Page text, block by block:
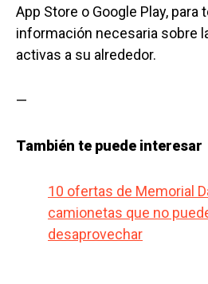
App Store o Google Play, para
información necesaria sobre
activas a su alrededor.
—
También te puede interesar
10 ofertas de Memorial
camionetas que no
desaprovechar